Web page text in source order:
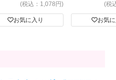
(税込：1,078円)
お気に入り
(税
お気